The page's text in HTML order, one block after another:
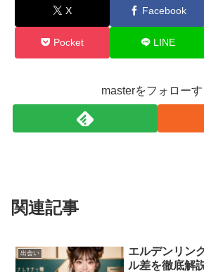
X Facebook
Pocket LINE
masterをフォローす
関連記事
出会い
エルデンリン
ル差を徹底解